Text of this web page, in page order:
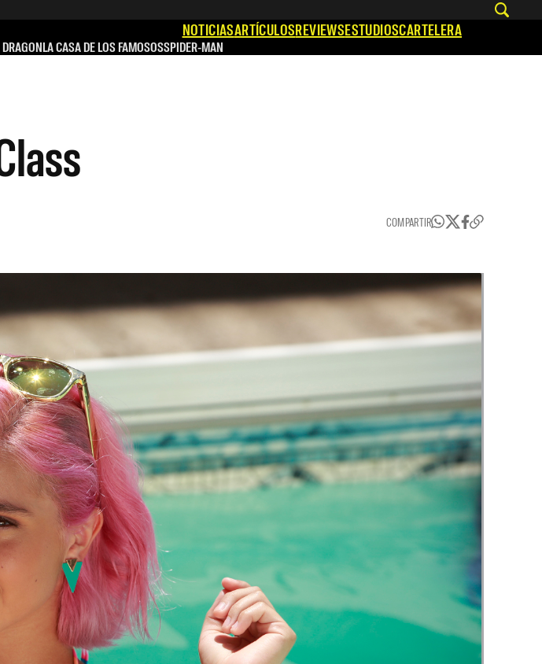
NOTICIASARTÍCULOSREVIEWSESTUDIOSCARTELERA
LA CASA DE LOS FAMOSOSSPIDER-MAN
COMPARTIR